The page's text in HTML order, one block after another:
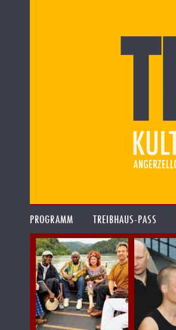
PROGRAMM TREIBHAUS-PASS